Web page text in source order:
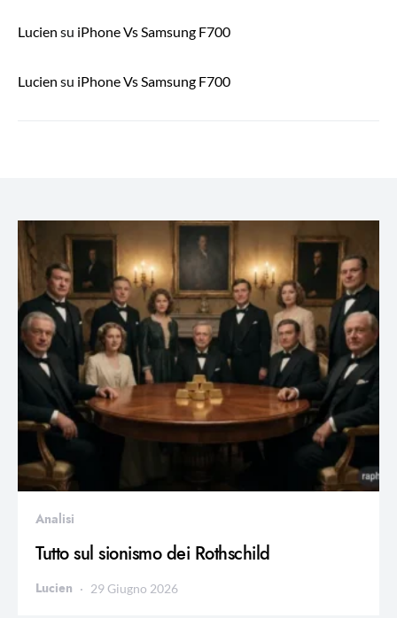
Lucien su iPhone Vs Samsung F700
Lucien su iPhone Vs Samsung F700
Analisi
Tutto sul sionismo dei Rothschild
Lucien 29 Giugno 2026